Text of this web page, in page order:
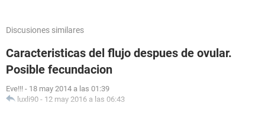
Discusiones similares
Caracteristicas del flujo despues de ovular.
Posible fecundacion
Eve!!! - 18 may 2014 a las 01:39
luxli90 - 12 may 2016 a las 06:43